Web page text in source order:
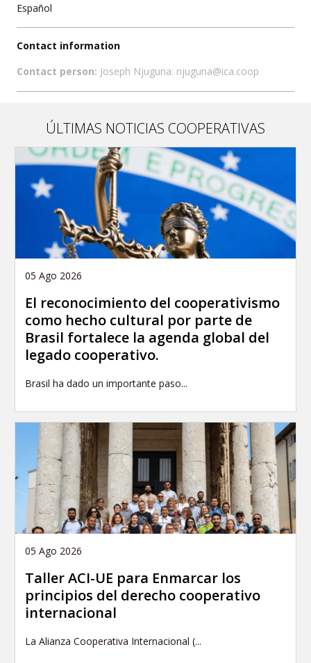
Español
Contact information
Contact person: Joseph Njuguna: njuguna@ica.coop
ÚLTIMAS NOTICIAS COOPERATIVAS
05 Ago 2026
El reconocimiento del cooperativismo
como hecho cultural por parte de
Brasil fortalece la agenda global del
legado cooperativo.
Brasil ha dado un importante paso...
05 Ago 2026
Taller ACI-UE para Enmarcar los
principios del derecho cooperativo
internacional
La Alianza Cooperativa Internacional (...